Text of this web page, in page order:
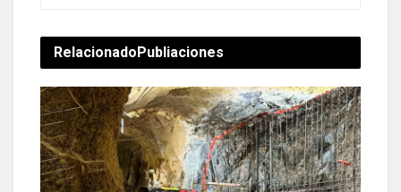
Relacionado Publiaciones